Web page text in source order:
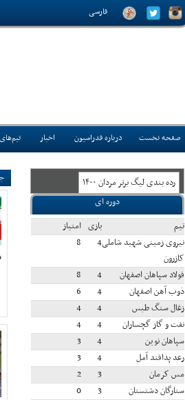
فارسی
صفحه نخست درباره فدراسیون اخبار
رده بندی ليگ برتر مردان ۱۴۰۰
دوره ای
تيم
بازی امتياز
نیروی زمینی شهید شاملی
کازرون
4
8
فولاد سپاهان اصفهان 4
8
ذوب آهن اصفهان
4
6
زغال سنگ طبس
4
4
نفت و گاز گچساران
4
4
سپاهان نوین
4
3
رعد پدافند آمل
4
3
مس کرمان
3
2
ستارگان دشتستان
3
0